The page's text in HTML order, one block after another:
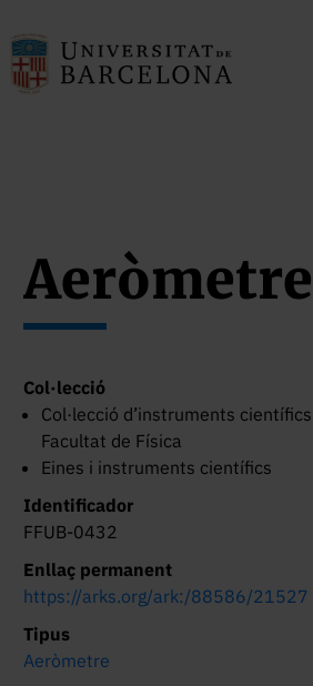
Col·lecció
Col·lecció d’instruments
Facultat de Física
Eines i instruments científics
Identificador
FFUB-0432
Enllaç permanent
https://arks.org/ark:/88586/21527
Tipus
Aeròmetre